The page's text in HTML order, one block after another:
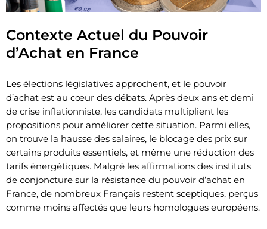
Contexte Actuel du Pouvoir
d’Achat en France
Les élections législatives approchent, et le pouvoir
d’achat est au cœur des débats. Après deux ans et demi
de crise inflationniste, les candidats multiplient les
propositions pour améliorer cette situation. Parmi elles,
on trouve la hausse des salaires, le blocage des prix sur
certains produits essentiels, et même une réduction des
tarifs énergétiques. Malgré les affirmations des instituts
de conjoncture sur la résistance du pouvoir d’achat en
France, de nombreux Français restent sceptiques, perçus
comme moins affectés que leurs homologues européens.